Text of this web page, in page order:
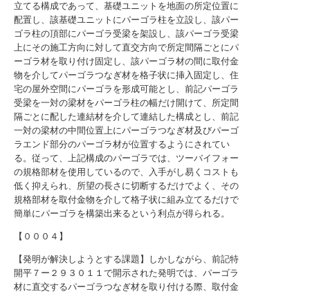
立てる構成であって、基礎ユニットを地面の所定位置に
配置し、該基礎ユニットにパーゴラ柱を立設し、該パー
ゴラ柱の頂部にパーゴラ受梁を架設し、該パーゴラ受梁
上にその施工方向に対して直交方向で所定間隔ごとにパ
ーゴラ材を取り付け固定し、該パーゴラ材の間に取付金
物を介してパーゴラつなぎ材を格子状に挿入固定し、住
宅の屋外空間にパーゴラを形成可能とし、前記パーゴラ
受梁を一対の梁材をパーゴラ柱の幅だけ開けて、所定間
隔ごとに配した連結材を介して連結した構成とし、前記
一対の梁材の中間位置上にパーゴラつなぎ材及びパーゴ
ラエンド部分のパーゴラ材が位置するようにされてい
る。従って、上記構成のパーゴラでは、ツーバイフォー
の規格部材を使用しているので、入手がし易くコストも
低く抑えられ、所望の長さに切断するだけでよく、その
規格部材を取付金物を介して格子状に組み立てるだけで
簡単にパーゴラを構築出来るという利点が得られる。
【０００４】
【発明が解決しようとする課題】しかしながら、前記特
開平７ー２９３０１１で開示された発明では、パーゴラ
材に直交するパーゴラつなぎ材を取り付ける際、取付金